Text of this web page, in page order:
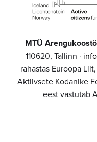
MTÜ
110620, Tallinn ·
rahastas Euroopa
Aktiivsete Kodanike
eest vastutab